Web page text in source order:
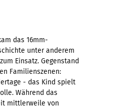
das 16mm-
unter anderem
Einsatz. Gegenstand
Familienszenen:
- das Kind spielt
Während das
mittlerweile von